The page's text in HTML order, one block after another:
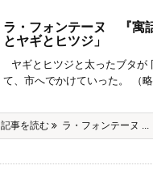
ラ・フォンテーヌ 『寓
とヤギとヒツジ」
ヤギとヒツジと太ったブタが
て、市へでかけていった。 （略
記事を読む ラ・フォンテーヌ ...